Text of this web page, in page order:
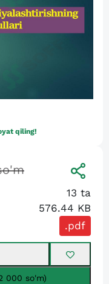
qiling!
13 ta
576.44 KB
.pdf
000 so'm)